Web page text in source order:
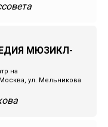
МЮЗИКЛ-
на
ул. Мельникова